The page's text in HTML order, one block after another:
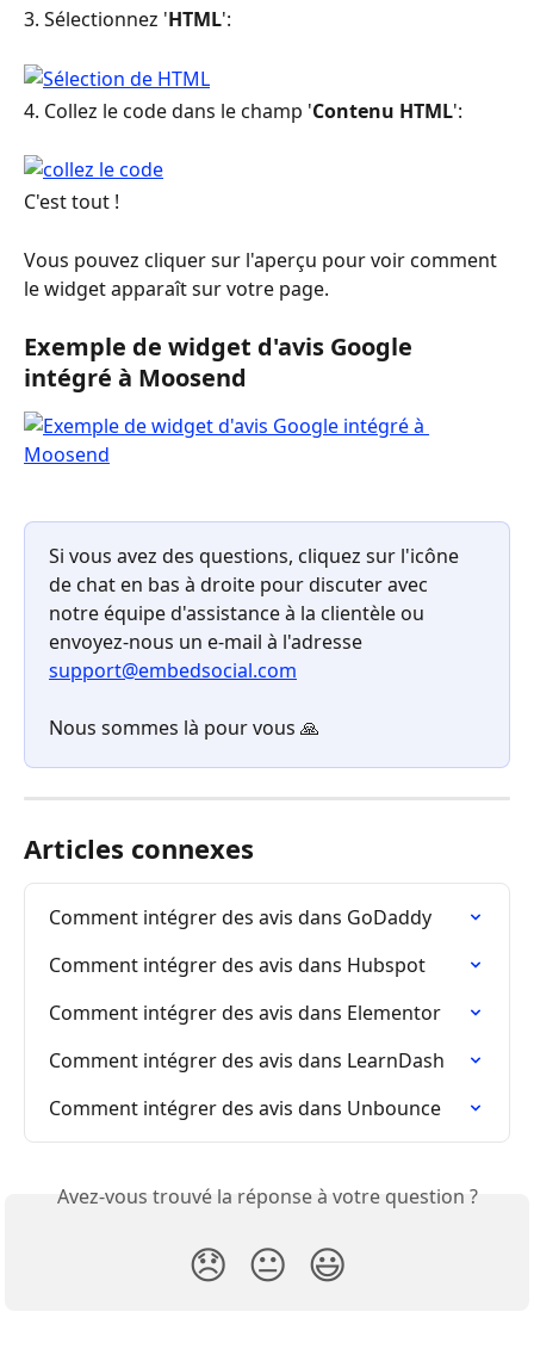
3. Sélectionnez 'HTML':
4. Collez le code dans le champ 'Contenu HTML':
C'est tout !
Vous pouvez cliquer sur l'aperçu pour voir comment
le widget apparaît sur votre page.
Exemple de widget d'avis Google
intégré à Moosend
Si vous avez des questions, cliquez sur l'icône
de chat en bas à droite pour discuter avec
notre équipe d'assistance à la clientèle ou
envoyez-nous un e-mail à l'adresse
support@embedsocial.com
Nous sommes là pour vous 🙏
Articles connexes
Comment intégrer des avis dans GoDaddy
Comment intégrer des avis dans Hubspot
Comment intégrer des avis dans Elementor
Comment intégrer des avis dans LearnDash
Comment intégrer des avis dans Unbounce
Avez-vous trouvé la réponse à votre question ?
😞 😐 😃